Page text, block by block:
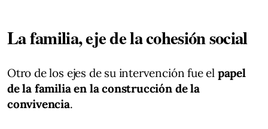
La familia, eje de la cohesión social
Otro de los ejes de su intervención fue el papel
de la familia en la construcción de la
convivencia.